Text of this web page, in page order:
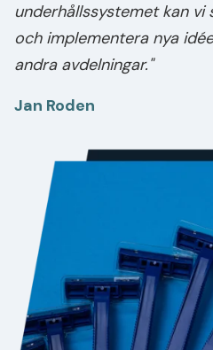
underhållssystemet kan
och implementera nya
andra avdelningar."
Jan Roden